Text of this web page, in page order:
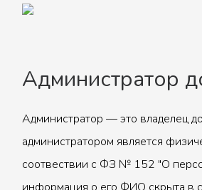
Администратор
Администратор — это владелец
администратором является
соотвествии с ФЗ № 152 "О